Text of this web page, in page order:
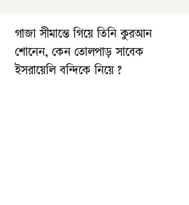
গাজা সীমান্তে গিয়ে তিনি কুরআন
শোনেন, কেন তোলপাড় সাবেক
ইসরায়েলি বন্দিকে নিয়ে ?